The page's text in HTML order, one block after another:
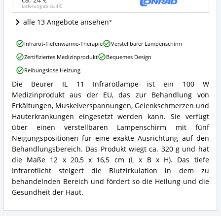
diese
Rotlichtlampe
erhältlich?
Lieferung ab ca.4 €
alle 13 Angebote ansehen
Beurer
IL
11
Infrarotlampe
Zusammenfassung:
Was
bietet
diese
Rotlichtlampe?
Die Beurer IL 11 Infrarotlampe ist ein 100 W
Medizinprodukt aus der EU, das zur Behandlung von
Erkältungen, Muskelverspannungen, Gelenkschmerzen und
Hauterkrankungen eingesetzt werden kann. Sie verfügt
über einen verstellbaren Lampenschirm mit fünf
Neigungspositionen für eine exakte Ausrichtung auf den
Behandlungsbereich. Das Produkt wiegt ca. 320 g und hat
die Maße 12 x 20,5 x 16,5 cm (L x B x H). Das tiefe
Infrarotlicht steigert die Blutzirkulation in dem zu
behandelnden Bereich und fördert so die Heilung und die
Gesundheit der Haut.
Beurer
11
Infrarotlampe
Vorteile:
Was
spricht
für
diese
Rotlichtlampe?
Infrarot-Tiefenwärme-Therapie
Verstellbarer Lampenschirm
Zertifiziertes Medizinprodukt
Bequemes Design
Reibungslose Heizung